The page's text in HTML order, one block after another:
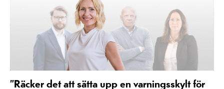
”Räcker det att sätta upp en varningsskylt för